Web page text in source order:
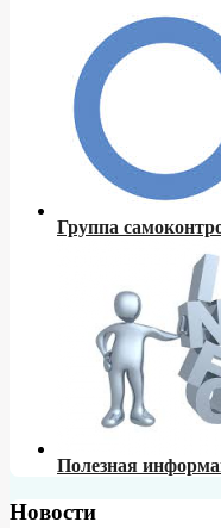
Группа
Полезная
Новости